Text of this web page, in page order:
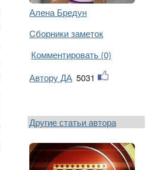
Алена Бредун
Cборники заметок
Комментировать (0)
Автору ДА 5031
Другие статьи автора